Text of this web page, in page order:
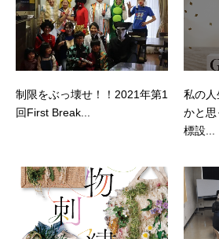
制限をぶっ壊せ！！2021年第1
回First Break...
私の
かと思
標設...